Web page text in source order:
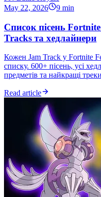
May 22, 2026
9 min
Список пісень
Tracks та хедлайнери
Кожен Jam Track у Fortnite
списку. 600+ пісень, усі
предметів та найкращі
Read article